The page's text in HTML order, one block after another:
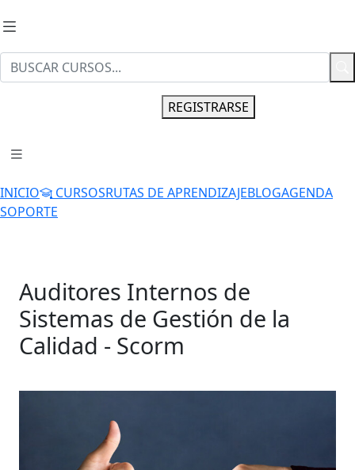
REGISTRARSE
INICIO CURSOSRUTAS DE APRENDIZAJEBLOGAGENDA
SOPORTE
Auditores Internos de
Sistemas de Gestión de la
Calidad - Scorm